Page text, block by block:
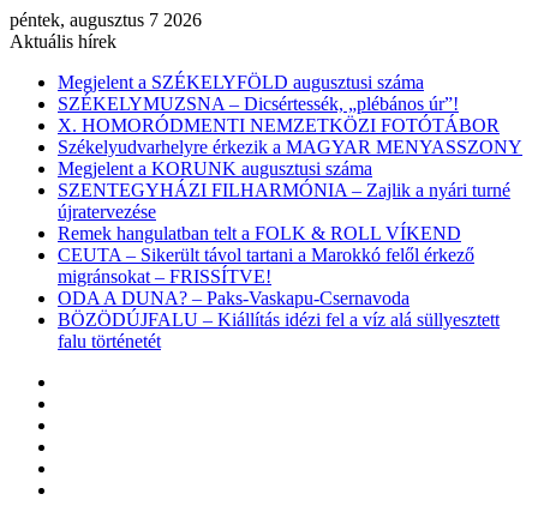
péntek, augusztus 7 2026
Aktuális hírek
Megjelent a SZÉKELYFÖLD augusztusi száma
SZÉKELYMUZSNA – Dicsértessék, „plébános úr”!
X. HOMORÓDMENTI NEMZETKÖZI FOTÓTÁBOR
Székelyudvarhelyre érkezik a MAGYAR MENYASSZONY
Megjelent a KORUNK augusztusi száma
SZENTEGYHÁZI FILHARMÓNIA – Zajlik a nyári turné
újratervezése
Remek hangulatban telt a FOLK & ROLL VÍKEND
CEUTA – Sikerült távol tartani a Marokkó felől érkező
migránsokat – FRISSÍTVE!
ODA A DUNA? – Paks-Vaskapu-Csernavoda
BÖZÖDÚJFALU – Kiállítás idézi fel a víz alá süllyesztett
falu történetét